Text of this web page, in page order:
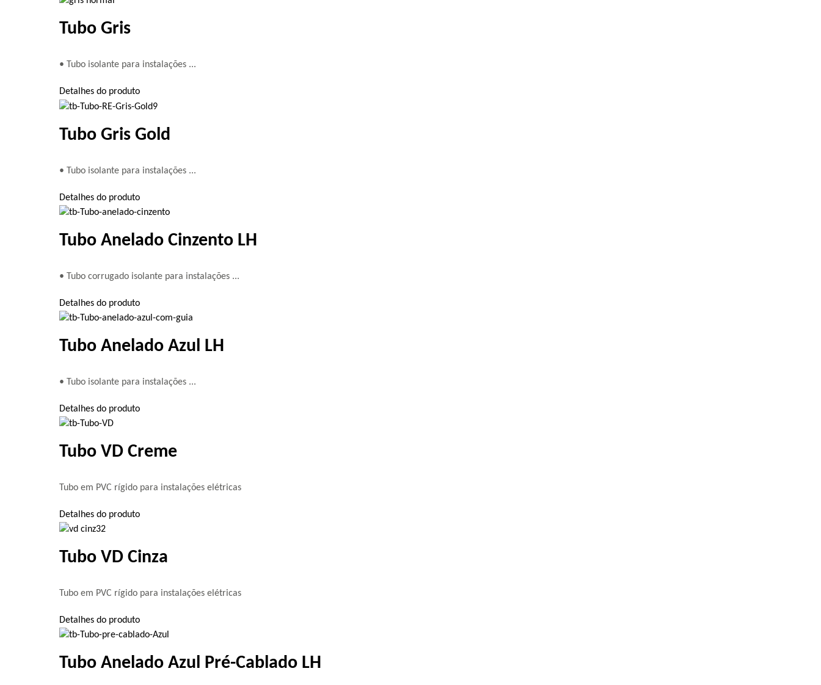
Tubo Gris
• Tubo isolante para instalações ...
Detalhes do produto
Tubo Gris Gold
• Tubo isolante para instalações ...
Detalhes do produto
Tubo Anelado Cinzento LH
• Tubo corrugado isolante para instalações ...
Detalhes do produto
Tubo Anelado Azul LH
• Tubo isolante para instalações ...
Detalhes do produto
Tubo VD Creme
Tubo em PVC rígido para instalações elétricas
Detalhes do produto
Tubo VD Cinza
Tubo em PVC rígido para instalações elétricas
Detalhes do produto
Tubo Anelado Azul Pré-Cablado LH